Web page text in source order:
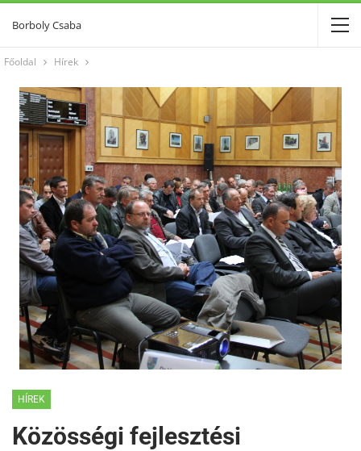
Borboly Csaba
Főoldal Hírek
HÍREK
Közösségi fejlesztési